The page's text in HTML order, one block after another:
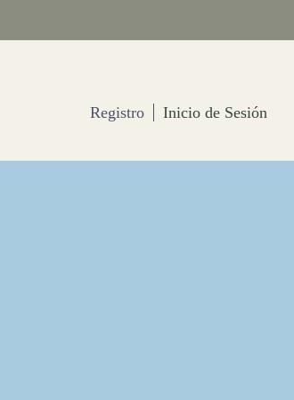
Registro Inicio de Sesión